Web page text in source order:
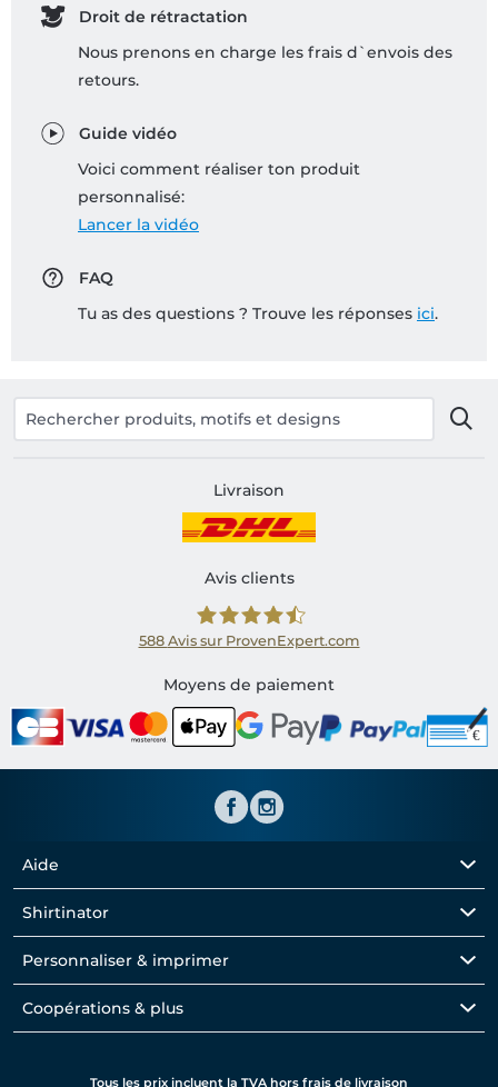
Droit de rétractation
Nous prenons en charge les frais d`envois des
retours.
Guide vidéo
Voici comment réaliser ton produit
personnalisé:
Lancer la vidéo
FAQ
Tu as des questions ? Trouve les réponses ici.
Livraison
Avis clients
Shirtinator FR
588 Avis sur ProvenExpert.com
Moyens de paiement
Aide
Shirtinator
Personnaliser & imprimer
Coopérations & plus
Tous les prix incluent la TVA hors frais de livraison